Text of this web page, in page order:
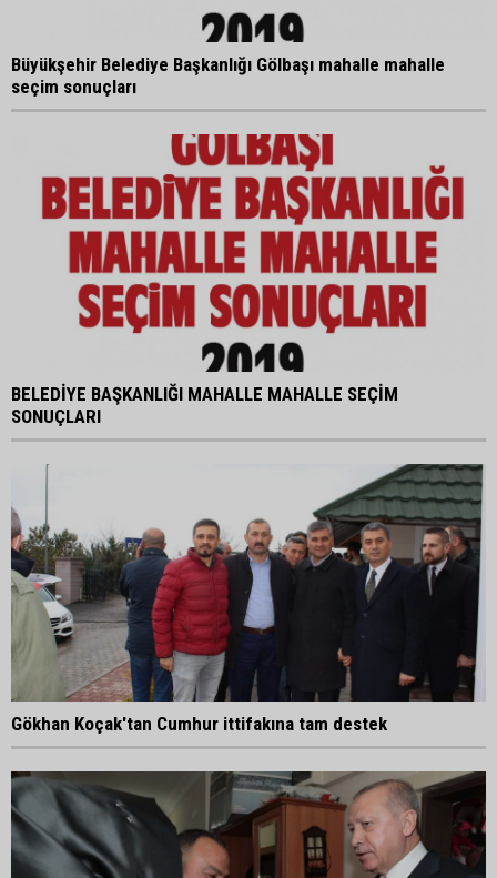
Büyükşehir Belediye Başkanlığı Gölbaşı mahalle mahalle
seçim sonuçları
BELEDİYE BAŞKANLIĞI MAHALLE MAHALLE SEÇİM
SONUÇLARI
Gökhan Koçak'tan Cumhur ittifakına tam destek